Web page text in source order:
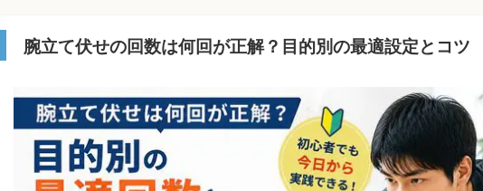
腕立て伏せの回数は何回が正解？目的別の最適設定とコツ